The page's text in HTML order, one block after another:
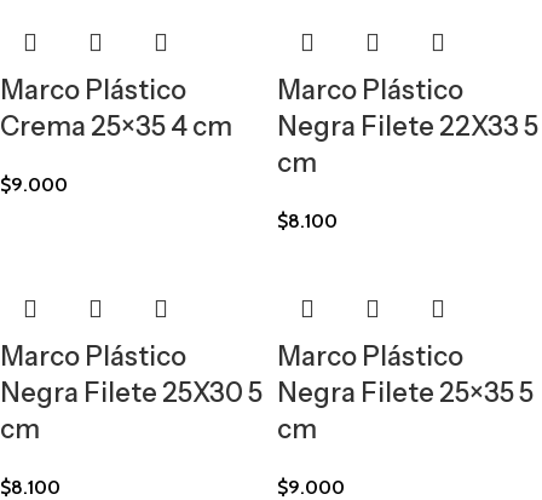
Marco Plástico
Crema 25×35 4 cm
$9.000
Marco Plástico
Negra Filete 22X33 5
cm
$8.100
Marco Plástico
Negra Filete 25X30 5
cm
$8.100
Marco Plástico
Negra Filete 25×35 5
cm
$9.000